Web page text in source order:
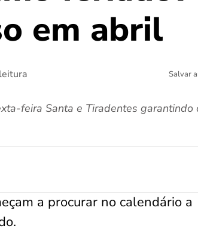
em abril
Salvar
feira Santa e Tiradentes garantindo
a procurar no calendário a